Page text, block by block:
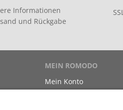
Informationen
und Rückgabe
MEIN ROMODO
Mein Konto